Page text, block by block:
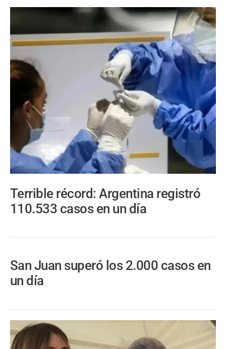
Terrible récord: Argentina registró
110.533 casos en un día
San Juan superó los 2.000 casos en
un día